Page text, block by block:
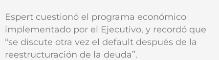
Espert cuestionó el programa económico
implementado por el Ejecutivo, y recordó que
“se discute otra vez el default después de la
reestructuración de la deuda”.